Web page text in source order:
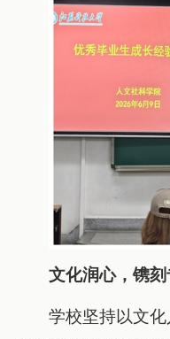
文化润心，镌
学校坚持以文